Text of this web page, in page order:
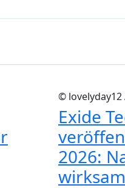
© lovelyday12
Exide
2026: